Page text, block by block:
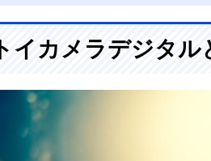
トイカメラデジタル